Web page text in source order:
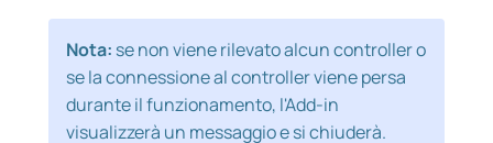
Nota: se non viene rilevato alcun controller o
se la connessione al controller viene persa
durante il funzionamento, l'Add-in
visualizzerà un messaggio e si chiuderà.